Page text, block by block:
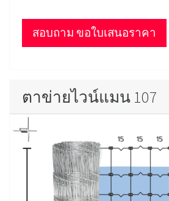
สอบถาม ขอใบเสนอราคา
ตาข่ายไวน์แมน 107